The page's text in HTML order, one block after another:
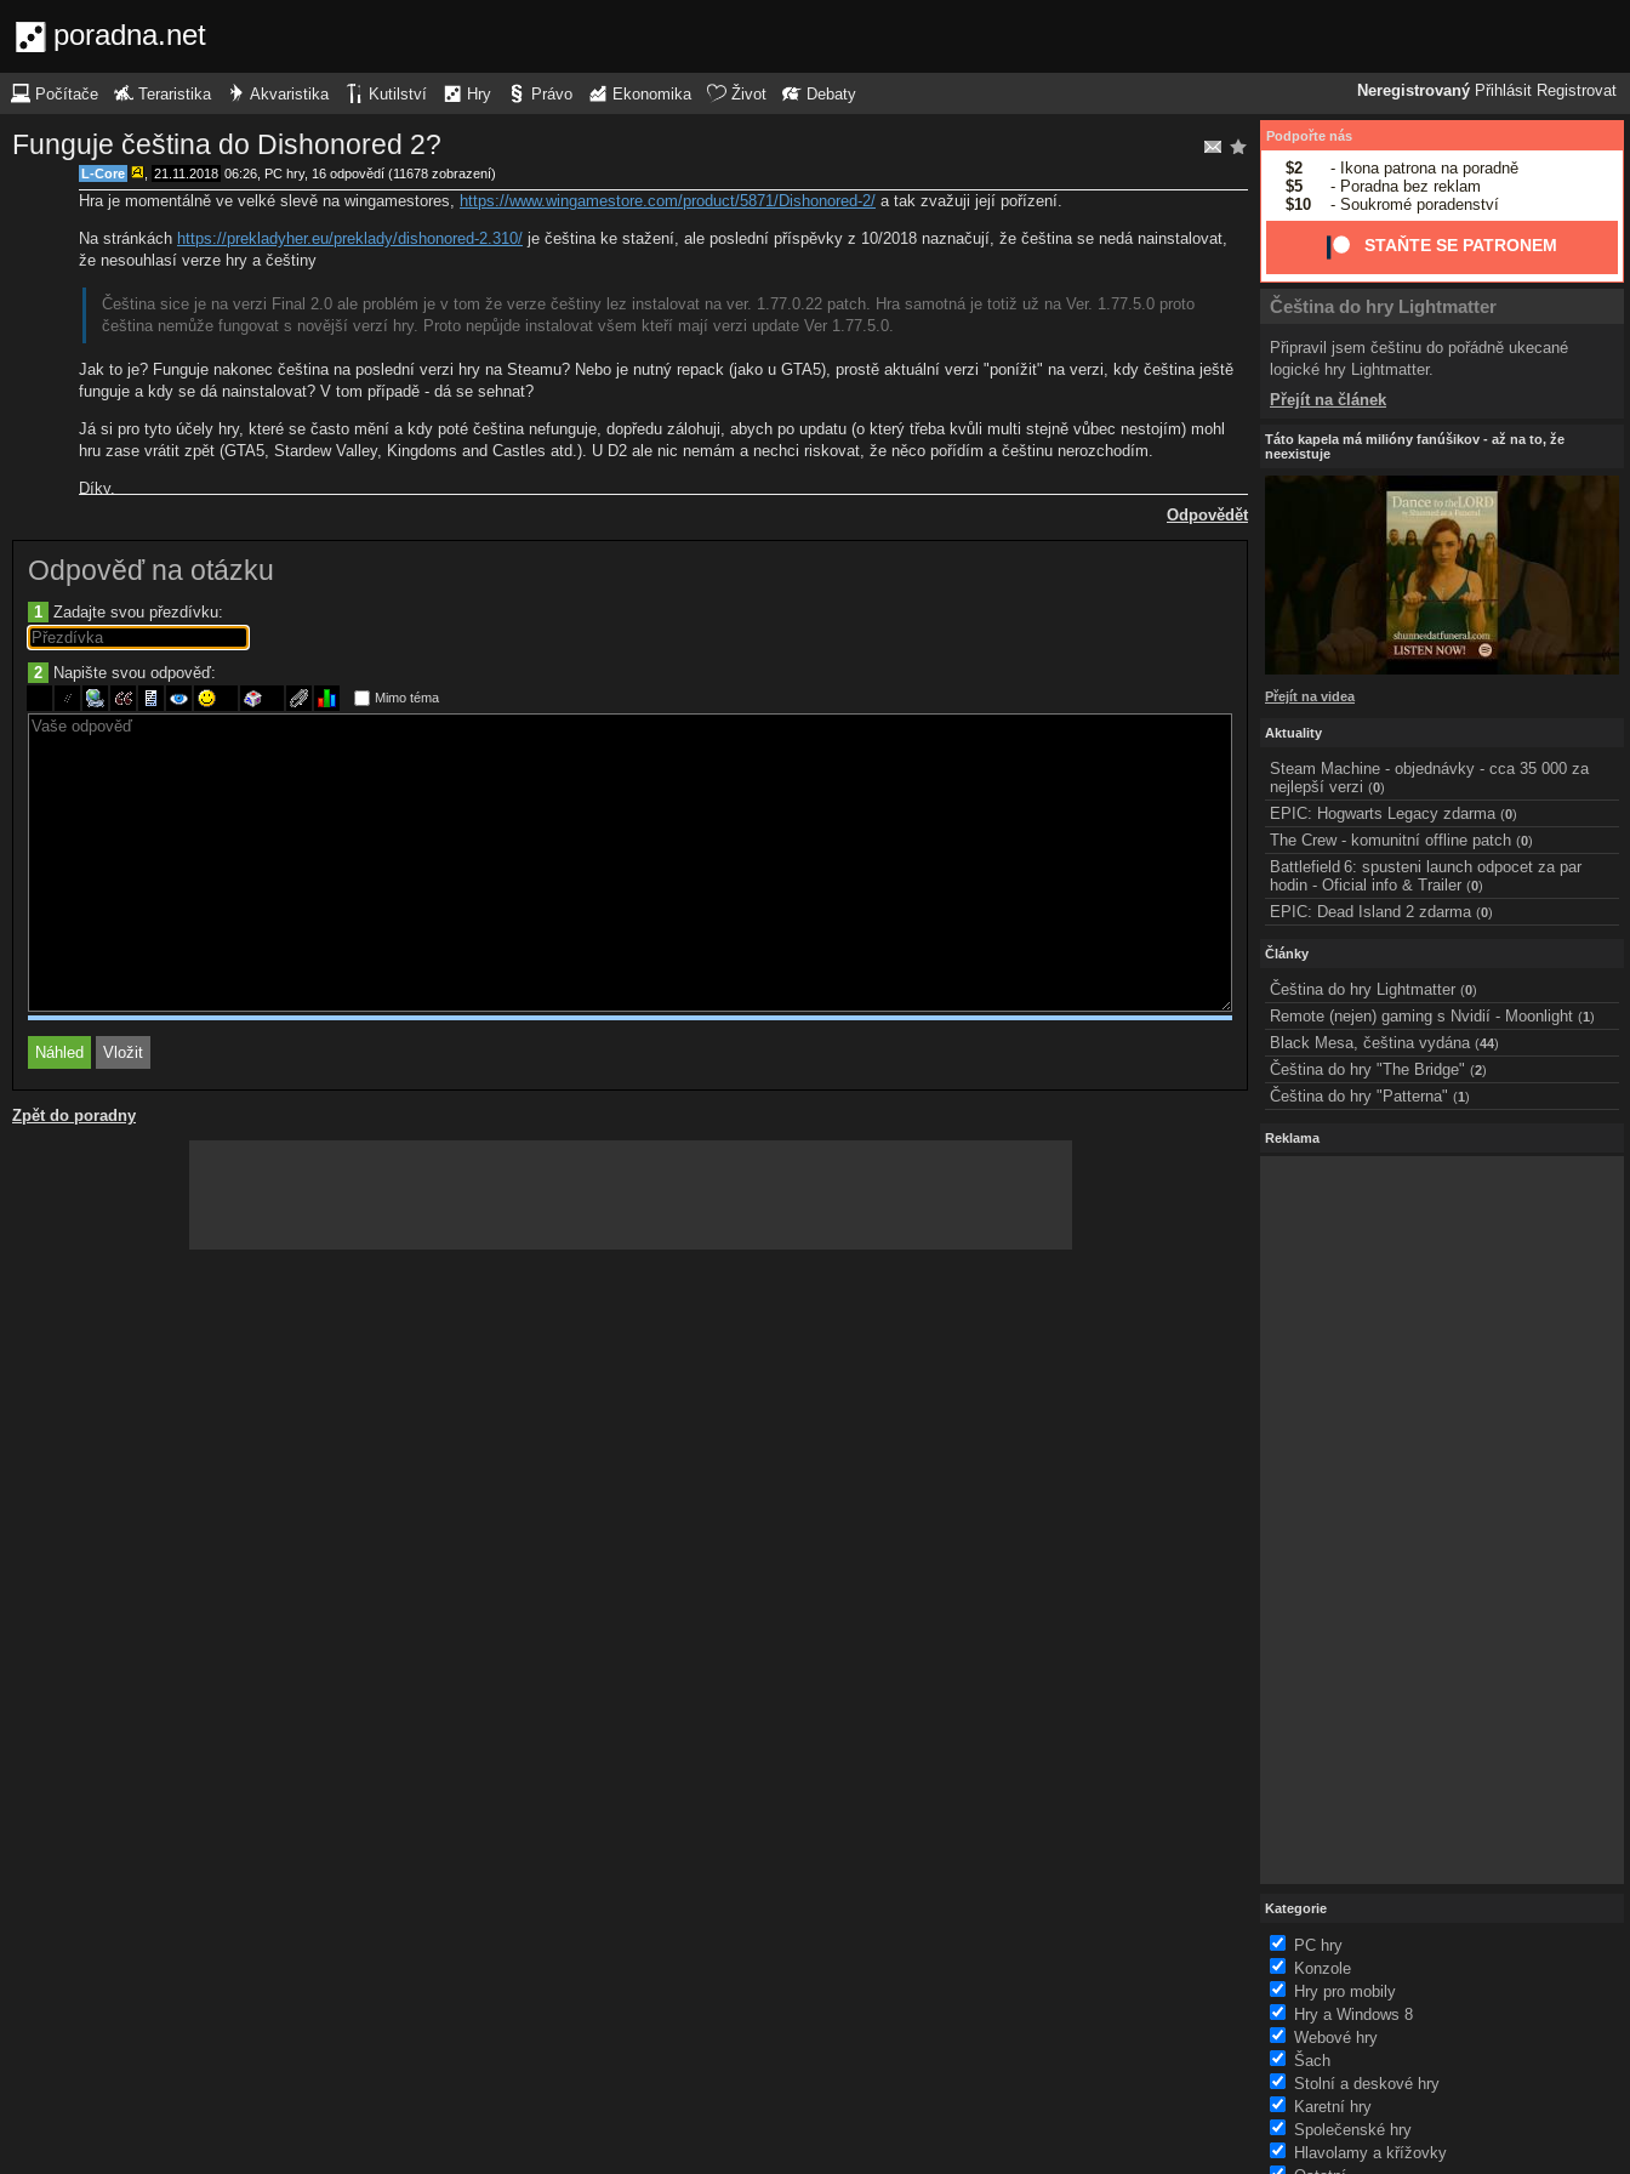
poradna.net
Neregistrovaný Přihlásit Registrovat
Počítače Teraristika Akvaristika Kutilství Hry Právo Ekonomika Život Debaty
Funguje čeština do Dishonored 2?
L-Core 21.11.2018 06:26 PC hry, 16 odpovědí (11678 zobrazení)
Hra je momentálně ve velké slevě na wingamestores, https://www.wingamestore.com/product/5871/Dishonored-2/ a tak zvažuji její pořízení.
Na stránkách https://prekladyher.eu/preklady/dishonored-2.310/ je čeština ke stažení, ale poslední příspěvky z 10/2018 naznačují, že čeština se nedá nainstalovat,
že nesouhlasí verze hry a češtiny
Čeština sice je na verzi Final 2.0 ale problém je v tom že verze češtiny lez instalovat na ver. 1.77.0.22 patch. Hra samotná je totiž už na Ver. 1.77.5.0 proto
čeština nemůže fungovat s novější verzí hry. Proto nepůjde instalovat všem kteří mají verzi update Ver 1.77.5.0.
Jak to je? Funguje nakonec čeština na poslední verzi hry na Steamu? Nebo je nutný repack (jako u GTA5), prostě aktuální verzi "ponížit" na verzi, kdy čeština ještě
funguje a kdy se dá nainstalovat? V tom případě - dá se sehnat?
Já si pro tyto účely hry, které se často mění a kdy poté čeština nefunguje, dopředu zálohuji, abych po updatu (o který třeba kvůli multi stejně vůbec nestojím) mohl
hru zase vrátit zpět (GTA5, Stardew Valley, Kingdoms and Castles atd.). U D2 ale nic nemám a nechci riskovat, že něco pořídím a češtinu nerozchodím.
Díky.
Odpovědět
Odpověď na otázku
1 Zadajte svou přezdívku:
2 Napište svou odpověď:
Mimo téma
Zpět do poradny
Podpořte nás
$2
- Ikona patrona na poradně
$5
- Poradna bez reklam
$10
- Soukromé poradenství
STAŇTE SE PATRONEM
Čeština do hry Lightmatter
Připravil jsem češtinu do pořádně ukecané
logické hry Lightmatter.
Přejít na článek
Táto kapela má milióny fanúšikov - až na to, že
neexistuje
Přejít na videa
Aktuality
Steam Machine - objednávky - cca 35 000 za
nejlepší verzi (0)
EPIC: Hogwarts Legacy zdarma (0)
The Crew - komunitní offline patch (0)
Battlefield 6: spusteni launch odpocet za par
hodin - Oficial info & Trailer (0)
EPIC: Dead Island 2 zdarma (0)
Články
Čeština do hry Lightmatter (0)
Remote (nejen) gaming s Nvidií - Moonlight (1)
Black Mesa, čeština vydána (44)
Čeština do hry "The Bridge" (2)
Čeština do hry "Patterna" (1)
Reklama
Kategorie
PC hry
Konzole
Hry pro mobily
Hry a Windows 8
Webové hry
Šach
Stolní a deskové hry
Karetní hry
Společenské hry
Hlavolamy a křížovky